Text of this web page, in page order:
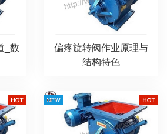
_数
偏疼旋转阀作业原理与
结构特色